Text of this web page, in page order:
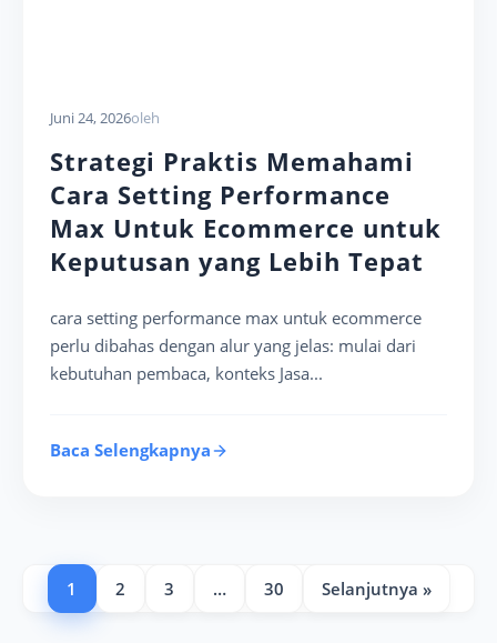
Juni 24, 2026oleh
Strategi Praktis Memahami
Cara Setting Performance
Max Untuk Ecommerce untuk
Keputusan yang Lebih Tepat
cara setting performance max untuk ecommerce
perlu dibahas dengan alur yang jelas: mulai dari
kebutuhan pembaca, konteks Jasa...
Baca Selengkapnya
1 2 3 … 30 Selanjutnya »